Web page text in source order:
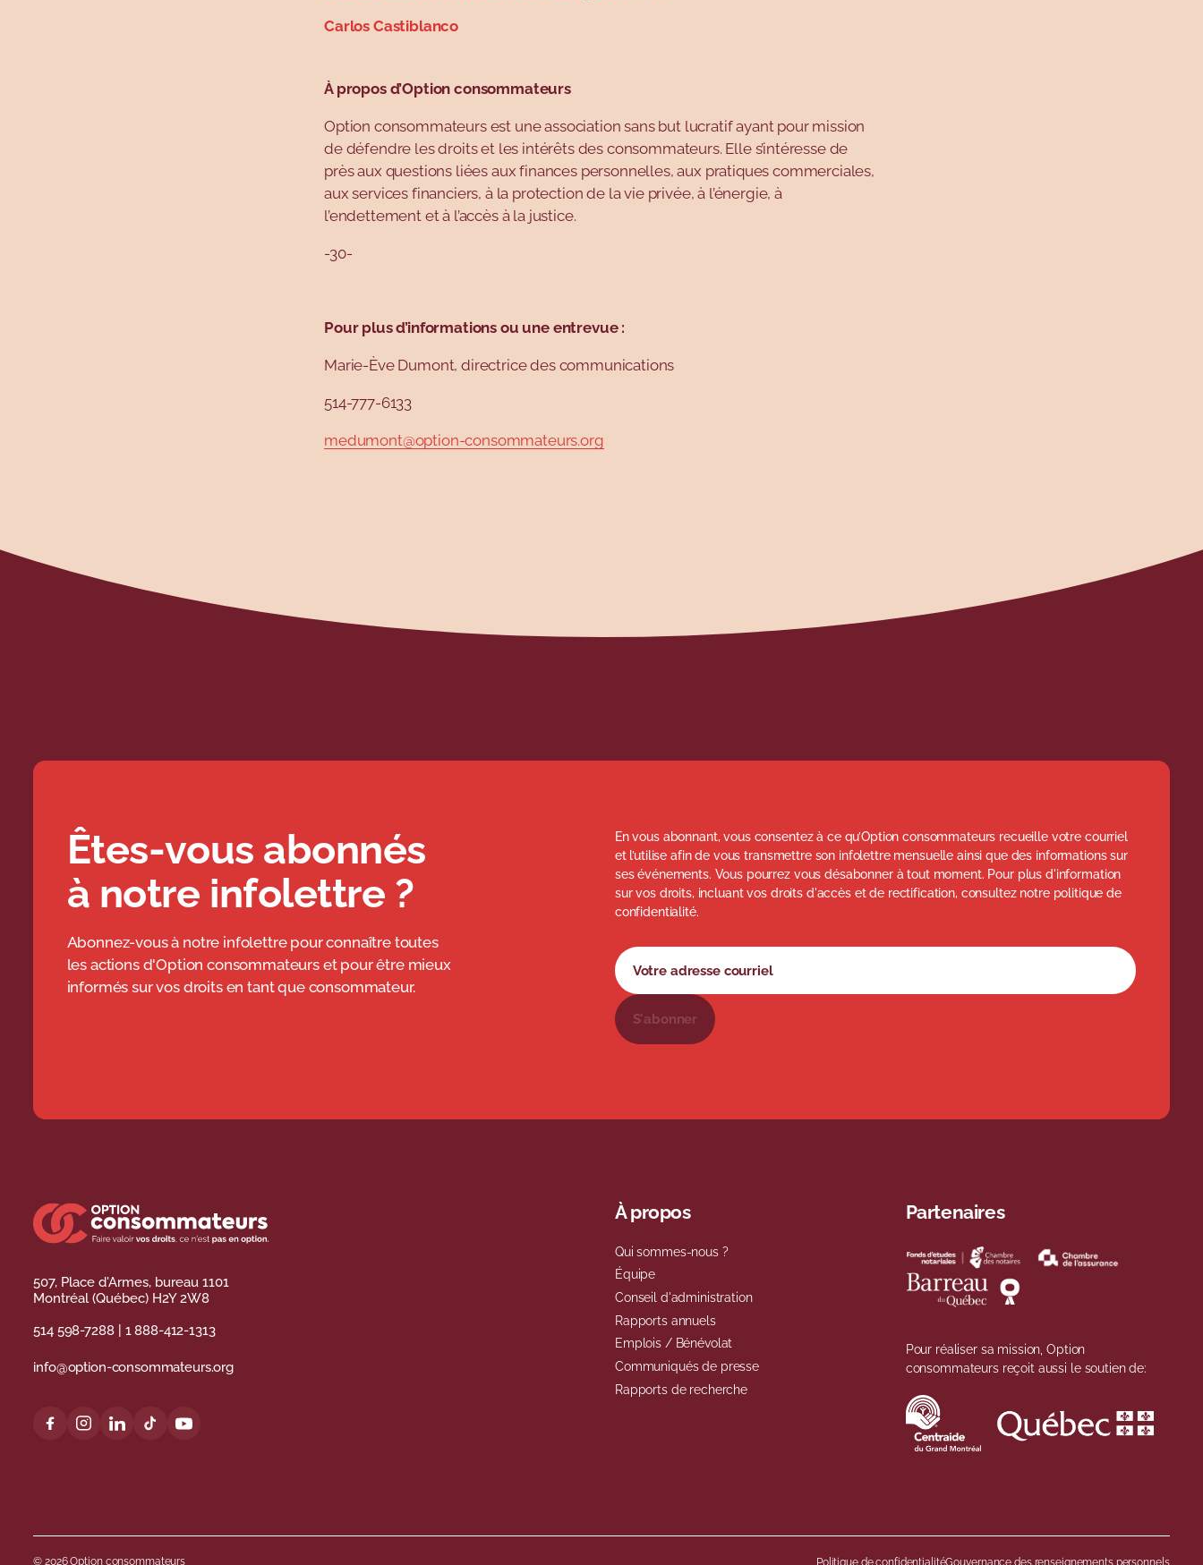
Carlos Castiblanco
À propos d’Option consommateurs
Option consommateurs est une association sans but lucratif ayant pour mission
de défendre les droits et les intérêts des consommateurs. Elle s’intéresse de
près aux questions liées aux finances personnelles, aux pratiques commerciales,
aux services financiers, à la protection de la vie privée, à l’énergie, à
l’endettement et à l’accès à la justice.
-30-
Pour plus d’informations ou une entrevue :
Marie-Ève Dumont, directrice des communications
514-777-6133
medumont@option-consommateurs.org
Êtes-vous abonnés
à notre infolettre ?
Abonnez-vous à notre infolettre pour connaître toutes
les actions d'Option consommateurs et pour être mieux
informés sur vos droits en tant que consommateur.
En vous abonnant, vous consentez à ce qu’Option consommateurs recueille votre courriel
et l’utilise afin de vous transmettre son infolettre mensuelle ainsi que des informations sur
ses événements. Vous pourrez vous désabonner à tout moment. Pour plus d'information
sur vos droits, incluant vos droits d'accès et de rectification, consultez notre politique de
confidentialité.
Formulaire d'abonnement à l'infolettre
Votre adresse courriel
S'abonner
507, Place d'Armes, bureau 1101
Montréal (Québec) H2Y 2W8
514 598-7288| 1 888-412-1313
info@option-consommateurs.org
À propos
Qui sommes-nous ?
Équipe
Conseil d'administration
Rapports annuels
Emplois / Bénévolat
Communiqués de presse
Rapports de recherche
Partenaires
Pour réaliser sa mission, Option
consommateurs reçoit aussi le soutien de:
© 2026 Option consommateurs